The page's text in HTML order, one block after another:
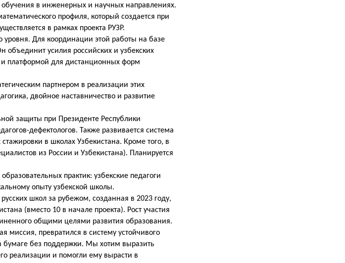
в инженерных и научных направлениях.
профиля, который создается при
в рамках проекта РУЗР.
Для координации этой работы на базе
усилия российских и узбекских
и платформой для дистанционных форм
партнером в реализации этих
двойное наставничество и развитие
защиты при Президенте Республики
дефектологов. Также развивается система
в школах Узбекистана. Кроме того, в
из России и Узбекистана). Планируется
практик: узбекские педагоги
опыту узбекской школы.
школ за рубежом, созданная в 2023 году,
(вместо 10 в начале проекта). Рост участия
общими целями развития образования.
миссия, превратился в систему устойчивого
бумаге без поддержки. Мы хотим выразить
реализации и помогли ему вырасти в